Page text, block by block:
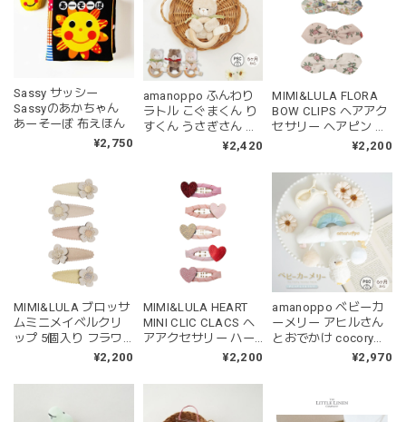
Sassy サッシー
Sassyのあかちゃん
あーそーぼ 布えほん
¥2,750
amanoppo ふんわり
ラトル こぐまくん り
すくん うさぎさん 動
物 ファーストトイ¥2,420
MIMI&LULA FLORA
BOW CLIPS ヘアアク
セサリー ヘアピン ヘ
子ども用
¥2,200
MIMI&LULA ブロッサ
ムミニメイベルクリ
ップ 5個入り フラワ
ー お花 ヘアアクセサ
ン留め ML18210322
¥2,200
MIMI&LULA HEART
MINI CLIC CLACS ヘ
アアクセサリー ハー
ト ヘアピン パッチン
ッズ 子ども用
¥2,200
amanoppo ベビーカ
ーメリー アヒルさん
とおでかけ cocory
friends あまのっぽ
¥2,970